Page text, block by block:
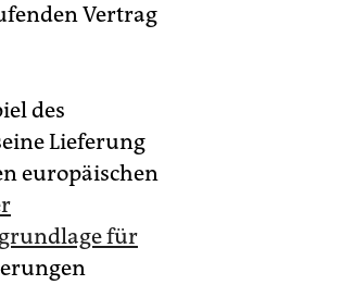
Vertrag
des
Lieferung
europäischen
für